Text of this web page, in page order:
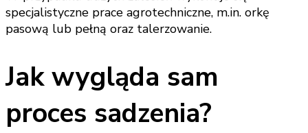
specjalistyczne prace agrotechniczne, m.in. orkę
pasową lub pełną oraz talerzowanie.
Jak wygląda sam
proces sadzenia?